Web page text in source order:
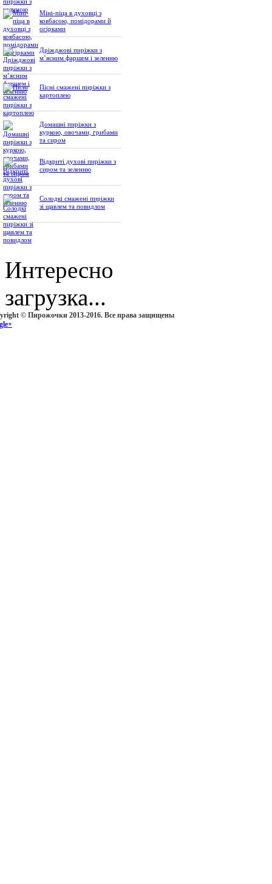
Міні-піца в духовці з
ковбасою, помідорами й
огірками
Дріжджові пиріжки з
м’ясним фаршем і зеленню
Пісні смажені пиріжки з
картоплею
Домашні пиріжки з
куркою, овочами, грибами
та сиром
Відкриті духові пиріжки з
сиром та зеленню
Солодкі смажені пиріжки
зі щавлем та повидлом
Интересно
загрузка...
© Пирожочки 2013-2016. Все права защищены